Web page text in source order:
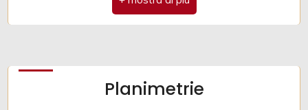
Planimetrie
Nuova costruzione